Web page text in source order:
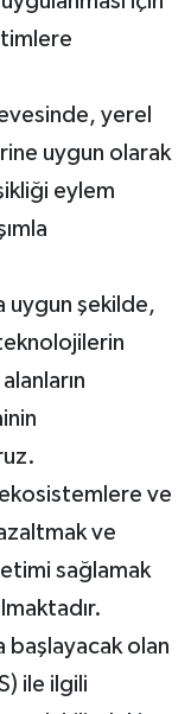
yerel
uygun olarak
eylem
uygun şekilde,
alanların
ve
ve
sağlamak
başlayacak olan
ile ilgili